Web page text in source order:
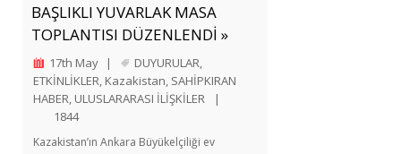
BAŞLIKLI YUVARLAK MASA
TOPLANTISI DÜZENLENDİ »
17th May | DUYURULAR
ETKİNLİKLER Kazakistan SAHİPKIRAN
HABER ULUSLARARASI İLİŞKİLER
|
1844
Kazakistan’ın Ankara Büyükelçiliği ev